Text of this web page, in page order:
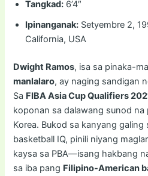
Tangkad: 6’4″
Ipinanganak: Setyembre 2,
California, USA
Dwight Ramos, isa sa pinaka-
manlalaro, ay naging sandigan
Sa FIBA Asia Cup Qualifiers
koponan sa dalawang sunod na
Korea. Bukod sa kanyang
basketball IQ, pinili niyang
kaysa sa PBA—isang hakbang
sa iba pang Filipino-American